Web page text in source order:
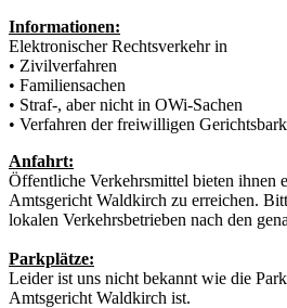
Informationen:
Elektronischer Rechtsverkehr in
• Zivilverfahren
• Familiensachen
• Straf-, aber nicht in OWi-Sachen
• Verfahren der freiwilligen
Anfahrt:
Öffentliche Verkehrsmittel bieten ihnen
Amtsgericht Waldkirch zu erreichen.
lokalen Verkehrsbetrieben nach den
Parkplätze:
Leider ist uns nicht bekannt wie die
Amtsgericht Waldkirch ist.